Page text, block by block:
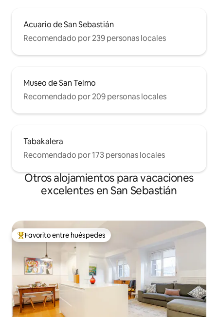
Acuario de San Sebastián
Recomendado por 239 personas locales
Museo de San Telmo
Recomendado por 209 personas locales
Tabakalera
Recomendado por 173 personas locales
Otros alojamientos para vacaciones
excelentes en San Sebastián
Favorito entre huéspedes preferido
Favorito entre huéspedes